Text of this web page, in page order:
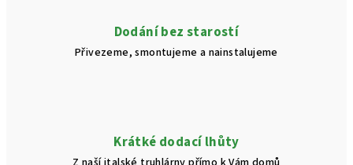
Dodání bez starostí
Přivezeme, smontujeme a nainstalujeme
Krátké dodací lhůty